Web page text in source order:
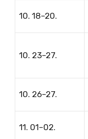
10. 18–20.
10. 23–27.
10. 26–27.
11. 01–02.